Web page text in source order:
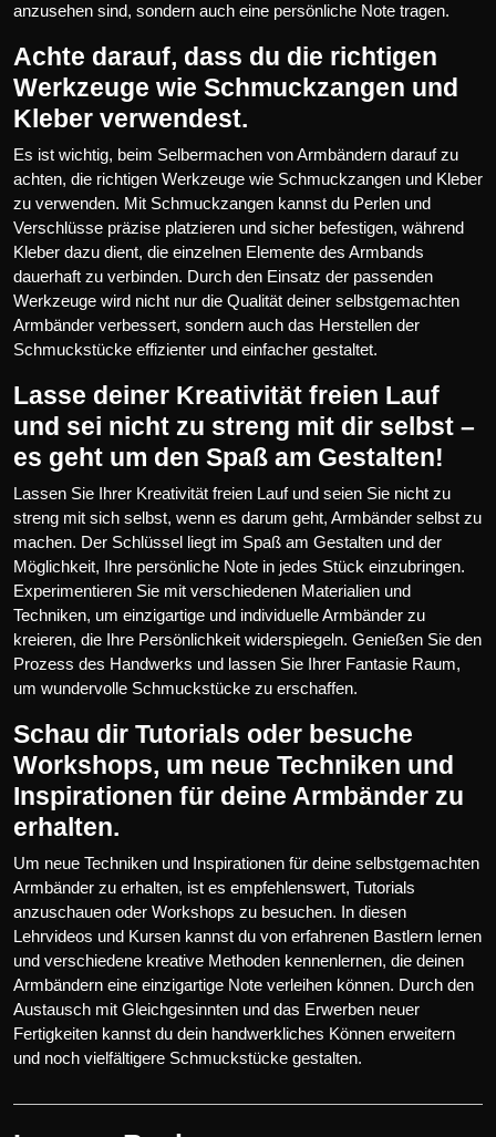
anzusehen sind, sondern auch eine persönliche Note tragen.
Achte darauf, dass du die richtigen
Werkzeuge wie Schmuckzangen und
Kleber verwendest.
Es ist wichtig, beim Selbermachen von Armbändern darauf zu
achten, die richtigen Werkzeuge wie Schmuckzangen und Kleber
zu verwenden. Mit Schmuckzangen kannst du Perlen und
Verschlüsse präzise platzieren und sicher befestigen, während
Kleber dazu dient, die einzelnen Elemente des Armbands
dauerhaft zu verbinden. Durch den Einsatz der passenden
Werkzeuge wird nicht nur die Qualität deiner selbstgemachten
Armbänder verbessert, sondern auch das Herstellen der
Schmuckstücke effizienter und einfacher gestaltet.
Lasse deiner Kreativität freien Lauf
und sei nicht zu streng mit dir selbst –
es geht um den Spaß am Gestalten!
Lassen Sie Ihrer Kreativität freien Lauf und seien Sie nicht zu
streng mit sich selbst, wenn es darum geht, Armbänder selbst zu
machen. Der Schlüssel liegt im Spaß am Gestalten und der
Möglichkeit, Ihre persönliche Note in jedes Stück einzubringen.
Experimentieren Sie mit verschiedenen Materialien und
Techniken, um einzigartige und individuelle Armbänder zu
kreieren, die Ihre Persönlichkeit widerspiegeln. Genießen Sie den
Prozess des Handwerks und lassen Sie Ihrer Fantasie Raum,
um wundervolle Schmuckstücke zu erschaffen.
Schau dir Tutorials oder besuche
Workshops, um neue Techniken und
Inspirationen für deine Armbänder zu
erhalten.
Um neue Techniken und Inspirationen für deine selbstgemachten
Armbänder zu erhalten, ist es empfehlenswert, Tutorials
anzuschauen oder Workshops zu besuchen. In diesen
Lehrvideos und Kursen kannst du von erfahrenen Bastlern lernen
und verschiedene kreative Methoden kennenlernen, die deinen
Armbändern eine einzigartige Note verleihen können. Durch den
Austausch mit Gleichgesinnten und das Erwerben neuer
Fertigkeiten kannst du dein handwerkliches Können erweitern
und noch vielfältigere Schmuckstücke gestalten.